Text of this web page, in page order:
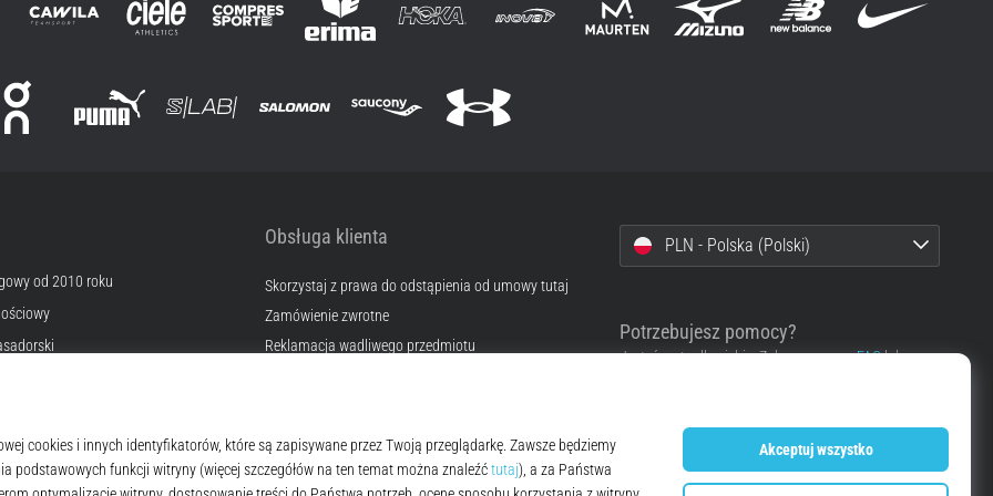
od 2010 roku
Obsługa klienta
Skorzystaj z prawa do odstąpienia od umowy tutaj
Zamówienie zwrotne
Reklamacja wadliwego przedmiotu
Kontakt
Często zadawane pytania
PLN - Polska (Polski)
Potrzebujesz pomocy?
Jesteśmy tu dla ciebie. Zobacz, proszę,FAQlub
Skontaktować się z pomocą